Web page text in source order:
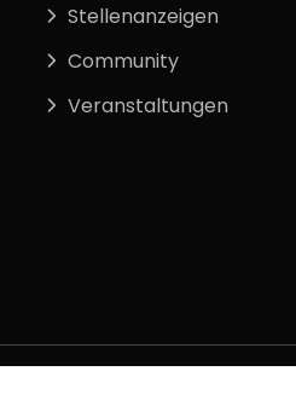
Stellenanzeigen
Community
Veranstaltungen